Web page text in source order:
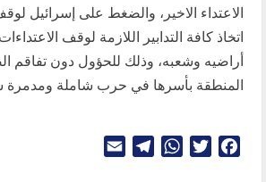
الاعتداء الاخير، والضغط على إسرائيل
اتخاذ كافة التدابير اللازمة لوقف
أراضيه وشعبه، وذلك للحؤول دون تفاقم
المنطقة بأسرها في حرب شاملة ومدمرة
Facebook
Twitter
WhatsApp
Telegram
Email